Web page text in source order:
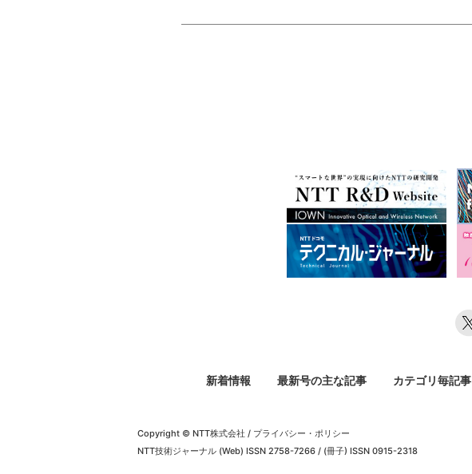
新着情報 最新号の主な記事 カテゴリ毎記事
Copyright © NTT株式会社 / プライバシー・ポリシー
NTT技術ジャーナル (Web) ISSN 2758-7266 / (冊子) ISSN 0915-2318